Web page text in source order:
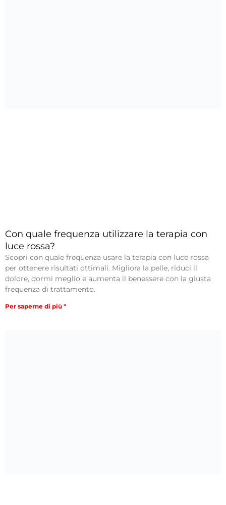
Con quale frequenza utilizzare la terapia con
luce rossa?
Scopri con quale frequenza usare la terapia con luce rossa
per ottenere risultati ottimali. Migliora la pelle, riduci il
dolore, dormi meglio e aumenta il benessere con la giusta
frequenza di trattamento.
Per saperne di più "